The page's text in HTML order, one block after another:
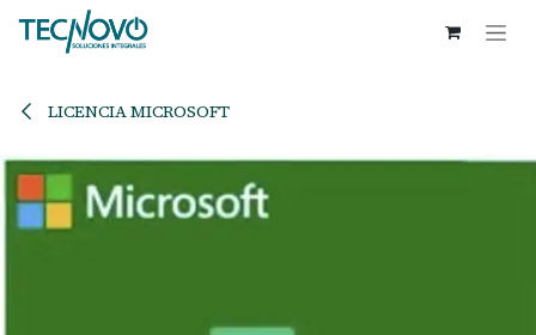
Ir al contenido
LICENCIA MICROSOFT